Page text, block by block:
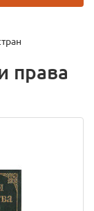
права